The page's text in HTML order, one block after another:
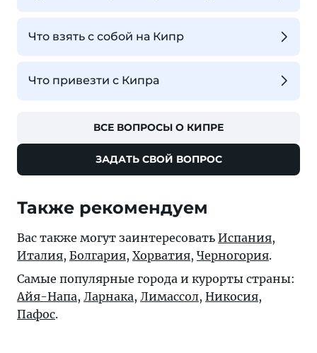
Что взять с собой на Кипр
Что привезти с Кипра
ВСЕ ВОПРОСЫ О КИПРЕ
ЗАДАТЬ СВОЙ ВОПРОС
Также рекомендуем
Вас также могут заинтересовать Испания,
Италия, Болгария, Хорватия, Черногория.
Самые популярные города и курорты страны:
Айя-Напа, Ларнака, Лимассол, Никосия,
Пафос.